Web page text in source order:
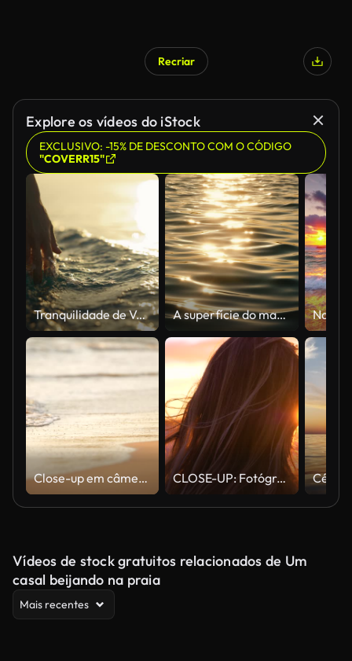
Recriar
Explore os vídeos do iStock
EXCLUSIVO: -15% DE DESCONTO COM O CÓDIGO
"COVERR15"
Tranquilidade de Vela: Uma Mão Acaricia a Superfície da Água do Mar de um Barco ao Pôr do Sol A superfície do mar brilhava de faíscas.
Close-up em câmera lenta da borda da onda do mar em uma praia de areia. Fundo tropical calmo do espaço da cópia CLOSE-UP: Fotógrafo feminino irreconhecível Olha para o pôr do sol sobre o oceano.
Vídeos de stock gratuitos relacionados de Um
casal beijando na praia
Mais recentes